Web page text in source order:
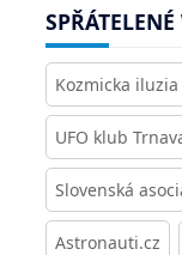
Kozmicka iluzia
UFO klub
Slovenská
Astronauti.cz